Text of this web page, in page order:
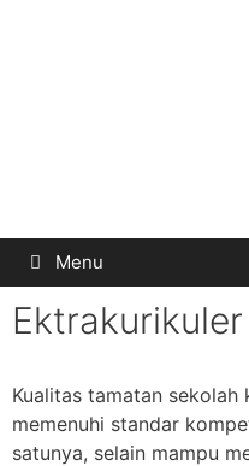
Menu
Ektrakurikuler
Kualitas tamatan
memenuhi standar
satunya, selain mampu